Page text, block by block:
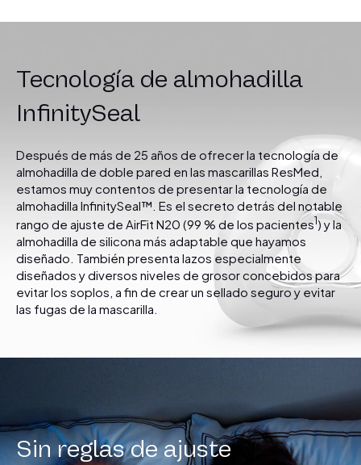
Tecnología de almohadilla
InfinitySeal
Después de más de 25 años de ofrecer la tecnología de
almohadilla de doble pared en las mascarillas ResMed,
estamos muy contentos de presentar la tecnología de
almohadilla InfinitySeal™. Es el secreto detrás del notable
rango de ajuste de AirFit N20 (99 % de los pacientes1) y la
almohadilla de silicona más adaptable que hayamos
diseñado. También presenta lazos especialmente
diseñados y diversos niveles de grosor concebidos para
evitar los soplos, a fin de crear un sellado seguro y evitar
las fugas de la mascarilla.
Sin reglas de ajuste